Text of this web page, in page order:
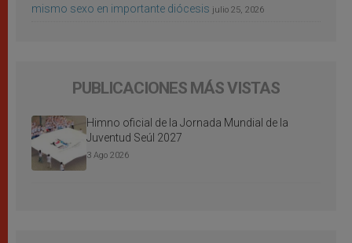
mismo sexo en importante diócesis julio 25, 2026
PUBLICACIONES MÁS VISTAS
Himno oficial de la Jornada Mundial de la
Juventud Seúl 2027
3 Ago 2026